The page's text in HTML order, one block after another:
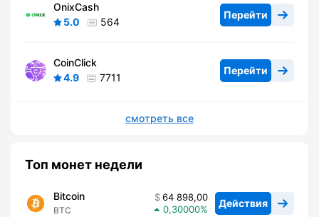
OnixCash
5.0
564
Перейти
CoinClick
4.9
7711
Перейти
смотреть все
Топ монет недели
Bitcoin
BTC
64 898,00
0,30000
Действия